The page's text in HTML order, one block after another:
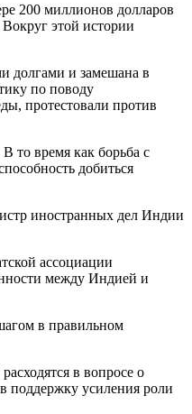
200 миллионов долларов
этой истории
долгами и замешана в
по поводу
протестовали против
то время как борьба с
добиться
иностранных дел Индии
ассоциации
между Индией и
в правильном
в вопросе о
поддержку усиления роли